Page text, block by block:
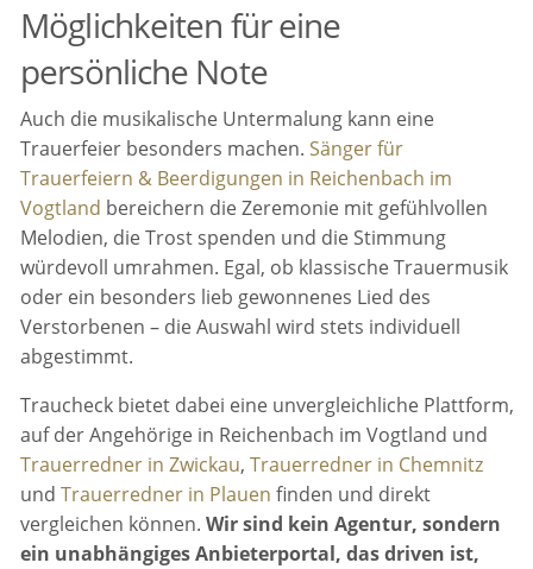
Möglichkeiten für eine
persönliche Note
Auch die musikalische Untermalung kann eine
Trauerfeier besonders machen.Sänger für
Trauerfeiern & Beerdigungen in Reichenbach im
Vogtland bereichern die Zeremonie mit gefühlvollen
Melodien, die Trost spenden und die Stimmung
würdevoll umrahmen. Egal, ob klassische Trauermusik
oder ein besonders lieb gewonnenes Lied des
Verstorbenen – die Auswahl wird stets individuell
abgestimmt.
Traucheck bietet dabei eine unvergleichliche Plattform,
auf der Angehörige in Reichenbach im Vogtland und
Trauerredner in Zwickau,Trauerredner in Chemnitz
undTrauerredner in Plauen finden und direkt
vergleichen können.Wir sind kein Agentur, sondern
ein unabhängiges Anbieterportal, das driven ist,